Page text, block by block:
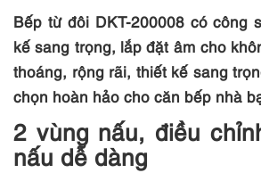
Bếp từ đôi DKT-200008 có công
kế sang trọng, lắp đặt âm cho
thoáng, rộng rãi, thiết kế sang
chọn hoàn hảo cho căn bếp nhà
2 vùng nấu, điều
nấu dễ dàng